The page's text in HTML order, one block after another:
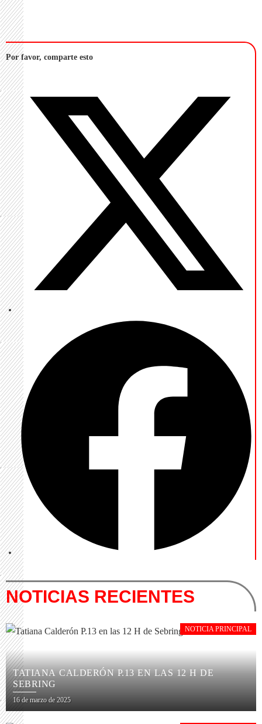
Por favor, comparte esto
NOTICIAS RECIENTES
NOTICIA PRINCIPAL
TATIANA CALDERÓN P.13 EN LAS 12 H DE
SEBRING
16 de marzo de 2025